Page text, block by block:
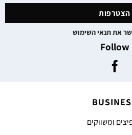
את תנאי השימוש
Follow
ומשווקים